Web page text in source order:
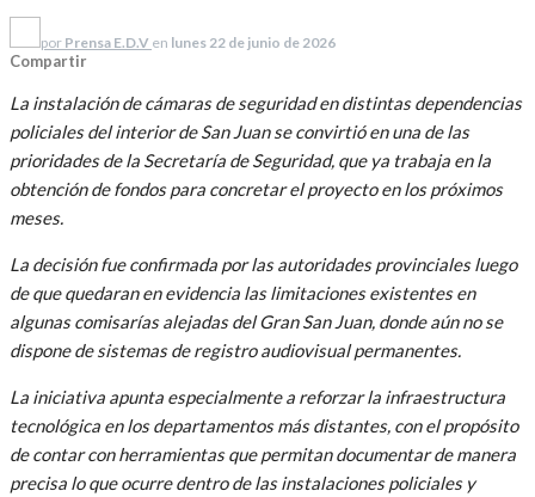
por Prensa E.D.V en lunes 22 de junio de 2026
Compartir
La instalación de cámaras de seguridad en distintas dependencias
policiales del interior de San Juan se convirtió en una de las
prioridades de la Secretaría de Seguridad, que ya trabaja en la
obtención de fondos para concretar el proyecto en los próximos
meses.
La decisión fue confirmada por las autoridades provinciales luego
de que quedaran en evidencia las limitaciones existentes en
algunas comisarías alejadas del Gran San Juan, donde aún no se
dispone de sistemas de registro audiovisual permanentes.
La iniciativa apunta especialmente a reforzar la infraestructura
tecnológica en los departamentos más distantes, con el propósito
de contar con herramientas que permitan documentar de manera
precisa lo que ocurre dentro de las instalaciones policiales y